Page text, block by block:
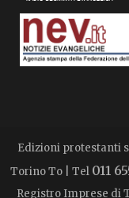
Edizioni protestanti
Torino To | Tel 011
Registro Imprese di